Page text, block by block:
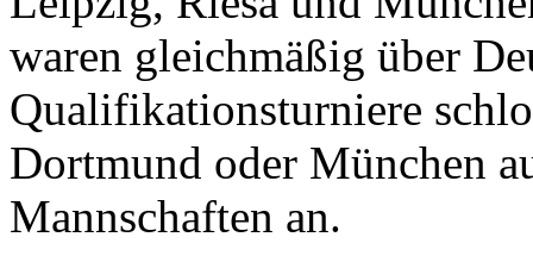
waren gleichmäßig über
Qualifikationsturniere
Dortmund oder München
Mannschaften an.